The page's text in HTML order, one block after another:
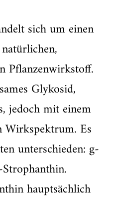
sich um einen
Pflanzenwirkstoff.
Glykosid,
jedoch mit einem
Wirkspektrum. Es
unterschieden: g-
hauptsächlich